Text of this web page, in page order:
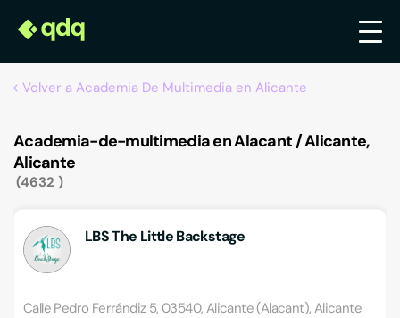
Volver a Academia De Multimedia en Alicante
Academia-de-multimedia en Alacant / Alicante,
Alicante
4632
LBS The Little Backstage
Calle Pedro Ferrándiz 5, 03540, Alicante (Alacant), Alicante